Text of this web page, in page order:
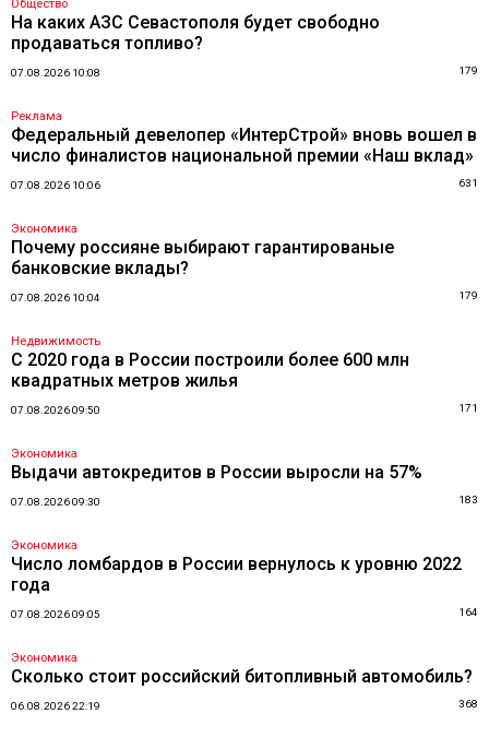
Общество
На каких АЗС Севастополя будет свободно
продаваться топливо?
07.08.2026 10:08 179
Реклама
Федеральный девелопер «ИнтерСтрой» вновь вошел в
число финалистов национальной премии «Наш вклад»
07.08.2026 10:06 631
Экономика
Почему россияне выбирают гарантированые
банковские вклады?
07.08.2026 10:04 179
Недвижимость
С 2020 года в России построили более 600 млн
квадратных метров жилья
07.08.2026 09:50 171
Экономика
Выдачи автокредитов в России выросли на 57%
07.08.2026 09:30 183
Экономика
Число ломбардов в России вернулось к уровню 2022
года
07.08.2026 09:05 164
Экономика
Сколько стоит российский битопливный автомобиль?
06.08.2026 22:19 368